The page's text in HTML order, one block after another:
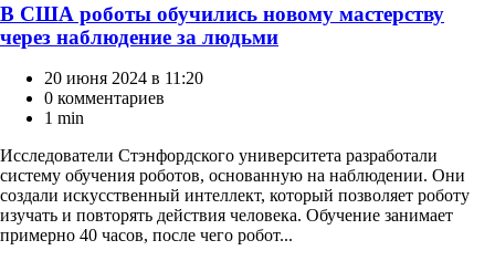
В США роботы обучились новому мастерству
через наблюдение за людьми
20 июня 2024 в 11:20
0 комментариев
1 min
Исследователи Стэнфордского университета разработали
систему обучения роботов, основанную на наблюдении. Они
создали искусственный интеллект, который позволяет роботу
изучать и повторять действия человека. Обучение занимает
примерно 40 часов, после чего робот...